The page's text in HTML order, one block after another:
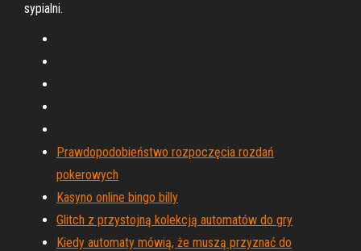
sypialni.
Prawdopodobieństwo rozpoczęcia rozdań
pokerowych
Kasyno online bingo billy
Glitch z przystojną kolekcją automatów do gry
Kiedy automaty mówią, że muszą przyznać do